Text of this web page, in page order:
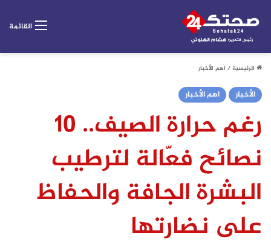
القائمة
الرئيسية/ اهم الأخبار
الأخبار اهم الأخبار
رغم حرارة الصيف.. 10
نصائح فعّالة لترطيب
البشرة الجافة والحفاظ
على نضارتها